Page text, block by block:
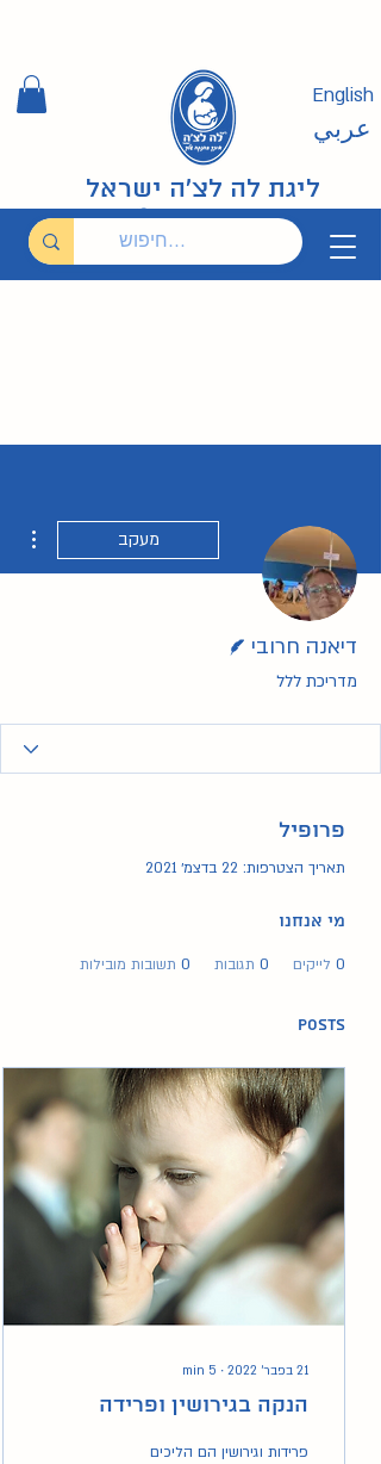
ליגת לה לצ'ה ישראל
English
عربي
מעקב
דיאנה חרובי
מדריכת ללל
פרופיל
תאריך הצטרפות: 22 בדצמ׳ 2021
מי אנחנו
0 לייקים 0 תגובות 0 תשובות מובילות
Posts
21 בפבר׳ 2022 ∙
5
min
הנקה בגירושין ופרידה
פרידות וגירושין הם הליכים